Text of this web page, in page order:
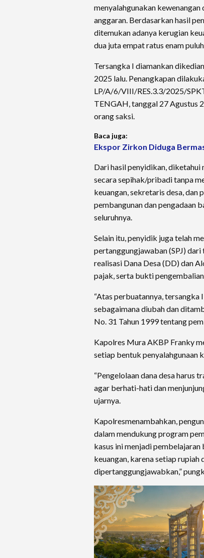
menyalahgunakan kewenangan
anggaran. Berdasarkan hasil
ditemukan adanya kerugian
dua juta empat ratus enam
Tersangka I diamankan
2025 lalu. Penangkapan
LP/A/6/VIII/RES.3.3/2025/
TENGAH, tanggal 27 Agustus
orang saksi.
Baca juga:
Ekspor Zirkon Diduga
Dari hasil penyidikan, diketahui
secara sepihak/pribadi tanpa
keuangan, sekretaris desa, dan
pembangunan dan pengadaan
seluruhnya.
Selain itu, penyidik juga telah
pertanggungjawaban (SPJ)
realisasi Dana Desa (DD) dan
pajak, serta bukti
“Atas perbuatannya, tersangka
sebagaimana diubah dan
No. 31 Tahun 1999 tentang
Kapolres Mura AKBP Franky
setiap bentuk penyalahgunaan
“Pengelolaan dana desa harus
agar berhati-hati dan
ujarnya.
Kapolresmenambahkan,
dalam mendukung program
kasus ini menjadi
keuangan, karena setiap rupiah
dipertanggungjawabkan,”